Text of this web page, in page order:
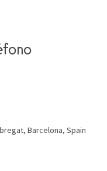
Barcelona, Spain